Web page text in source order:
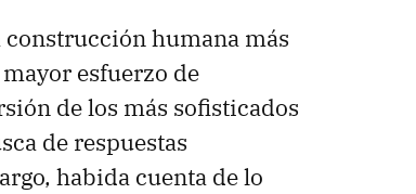
construcción humana más
esfuerzo de
de los más sofisticados
de respuestas
habida cuenta de lo